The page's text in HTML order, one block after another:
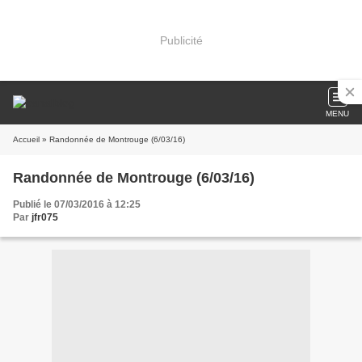
Publicité
MENU
Accueil » Randonnée de Montrouge (6/03/16)
Randonnée de Montrouge (6/03/16)
Publié le 07/03/2016 à 12:25
Par jfr075